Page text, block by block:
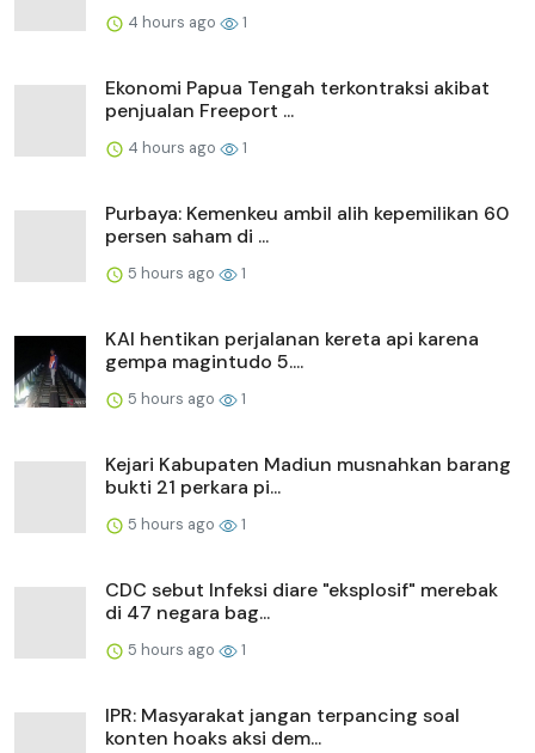
4 hours ago 1
Ekonomi Papua Tengah terkontraksi akibat
penjualan Freeport ...
4 hours ago 1
Purbaya: Kemenkeu ambil alih kepemilikan 60
persen saham di ...
5 hours ago 1
KAI hentikan perjalanan kereta api karena
gempa magintudo 5....
5 hours ago 1
Kejari Kabupaten Madiun musnahkan barang
bukti 21 perkara pi...
5 hours ago 1
CDC sebut Infeksi diare "eksplosif" merebak
di 47 negara bag...
5 hours ago 1
IPR: Masyarakat jangan terpancing soal
konten hoaks aksi dem...